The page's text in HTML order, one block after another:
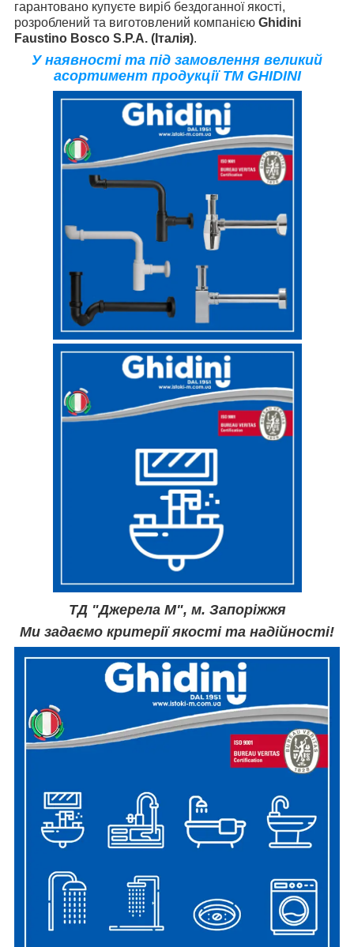
гарантовано купуєте виріб бездоганної якості,
розроблений та виготовлений компанією Ghidini
Faustino Bosco S.P.A. (Італія).
У наявності та під замовлення великий
асортимент продукції TM GHIDINI
ТД "Джерела М", м. Запоріжжя
Ми задаємо критерії якості та надійності!